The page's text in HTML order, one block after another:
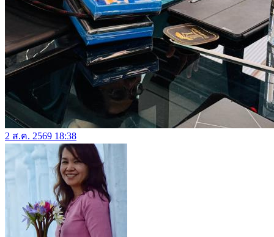
2 ส.ค. 2569 18:38